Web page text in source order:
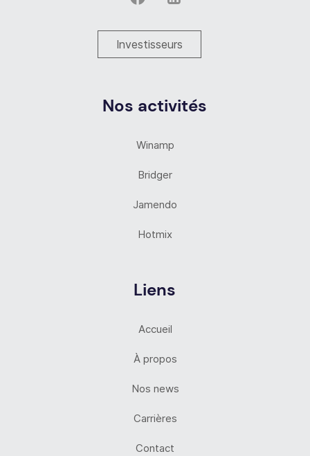
Investisseurs
Nos activités
Winamp
Bridger
Jamendo
Hotmix
Liens
Accueil
À propos
Nos news
Carrières
Contact